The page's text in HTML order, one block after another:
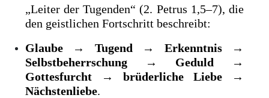
„Leiter der Tugenden“ (2. Petrus 1,5–7), die
den geistlichen Fortschritt beschreibt:
Glaube → Tugend → Erkenntnis→
Selbstbeherrschung → Geduld →
Gottesfurcht → brüderliche Liebe→
Nächstenliebe.